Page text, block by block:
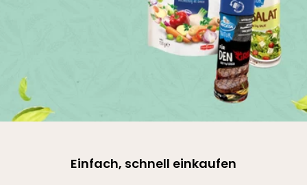
Einfach, schnell einkaufen